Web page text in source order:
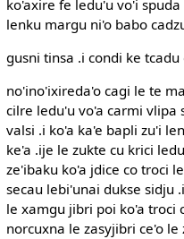
ko'axire fe ledu'u vo'i
lenku margu ni'o babo
gusni tinsa .i condi ke
no'ino'ixireda'o cagi le te
cilre ledu'u vo'a carmi vlipa
valsi .i ko'a ka'e bapli zu'i
ke'a .ije le zukte cu krici
ze'ibaku ko'a jdice co troci
secau lebi'unai dukse sidju
le xamgu jibri poi ko'a troci
norcuxna le zasyjibri ce'o